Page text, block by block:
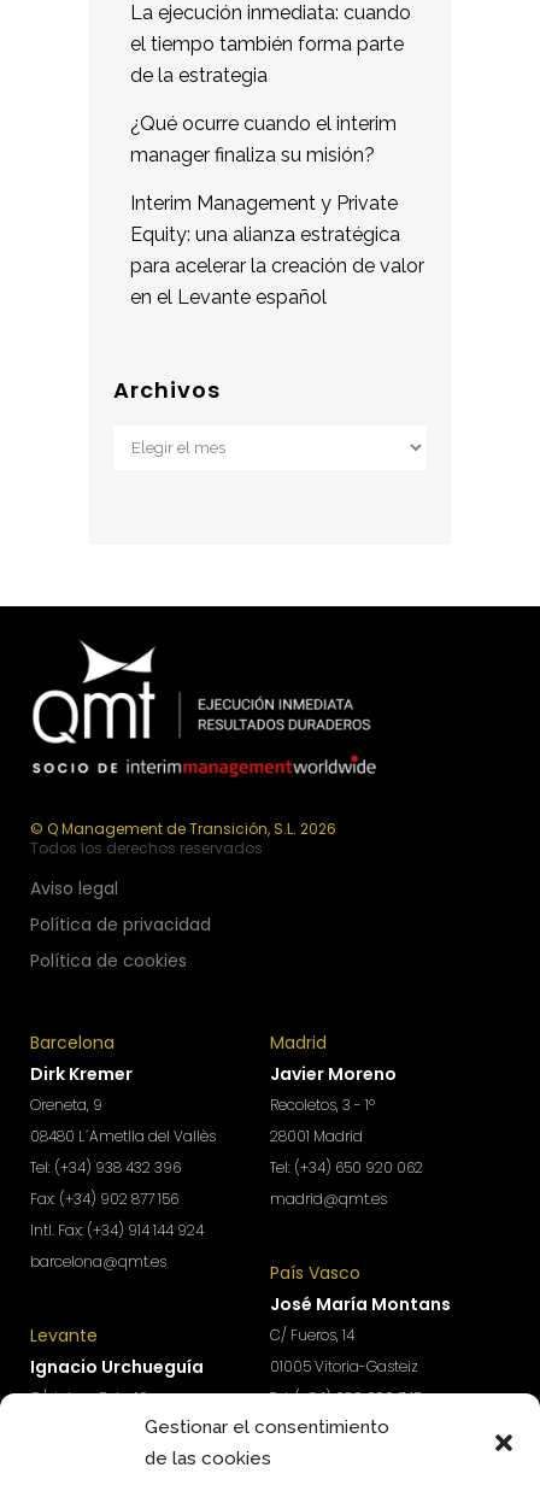
Gestionar el consentimiento
de las cookies
La ejecución inmediata: cuando
el tiempo también forma parte
de la estrategia
¿Qué ocurre cuando el interim
manager finaliza su misión?
Interim Management y Private
Equity: una alianza estratégica
para acelerar la creación de valor
en el Levante español
Archivos
Archivos
© Q Management de Transición, S.L. 2026
Todos los derechos reservados
Aviso legal
Política de privacidad
Política de cookies
Barcelona
Dirk Kremer
Oreneta, 9
08480 L´Ametlla del Vallès
Tel: (+34) 938 432 396
Fax: (+34) 902 877 156
Intl. Fax: (+34) 914 144 924
barcelona@qmt.es
Levante
Ignacio Urchueguía
C/ Jaime Roig, 19
Tel: (+34) 674 570 918
Madrid
Javier Moreno
Recoletos, 3 - 1º
28001 Madrid
Tel: (+34) 650 920 062
madrid@qmt.es
País Vasco
José María Montans
C/ Fueros, 14
01005 Vitoria-Gasteiz
Tel: (+34) 690 690 745
paisvasco@qmt.es